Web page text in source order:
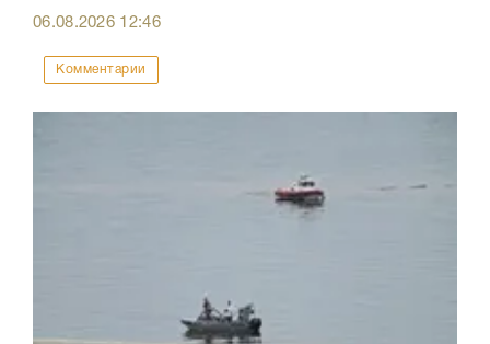
06.08.2026 12:46
Комментарии